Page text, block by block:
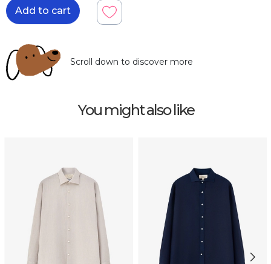
Add to cart
Scroll down to discover more
You might also like